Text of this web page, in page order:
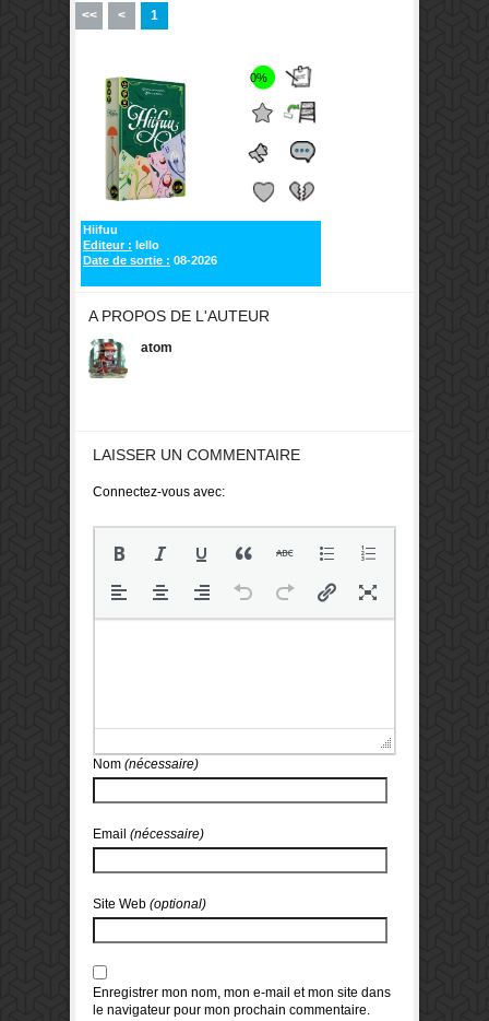
<< < 1
0%
Hiifuu
Editeur : Iello
Date de sortie : 08-2026
A PROPOS DE L'AUTEUR
atom
LAISSER UN COMMENTAIRE
Connectez-vous avec:
Nom (nécessaire)
Email (nécessaire)
Site Web (optional)
Enregistrer mon nom, mon e-mail et mon site dans
le navigateur pour mon prochain commentaire.